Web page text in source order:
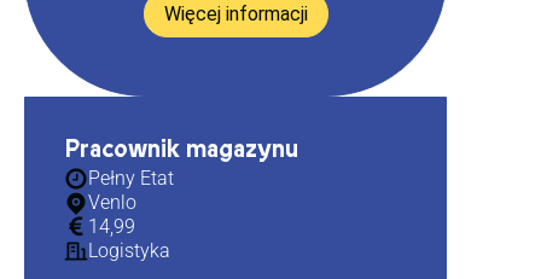
Więcej informacji
Pracownik magazynu
Pełny Etat
Venlo
14,99
Logistyka